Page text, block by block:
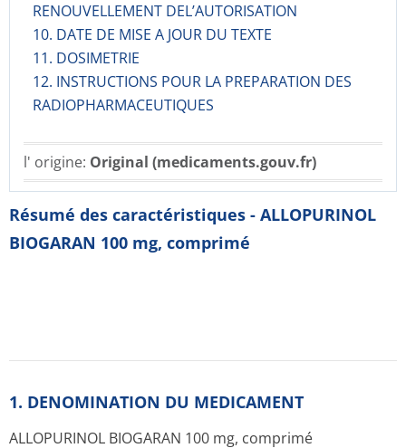
RENOUVELLEMENT DEL’AUTORISATION
10. DATE DE MISE A JOUR DU TEXTE
11. DOSIMETRIE
12. INSTRUCTIONS POUR LA PREPARATION DES
RADIOPHARMACE­UTIQUES
l' origine: Original (medicaments.gouv.fr)
Résumé des caractéristiques - ALLOPURINOL
BIOGARAN 100 mg, comprimé
1. DENOMINATION DU MEDICAMENT
ALLOPURINOL BIOGARAN 100 mg, comprimé